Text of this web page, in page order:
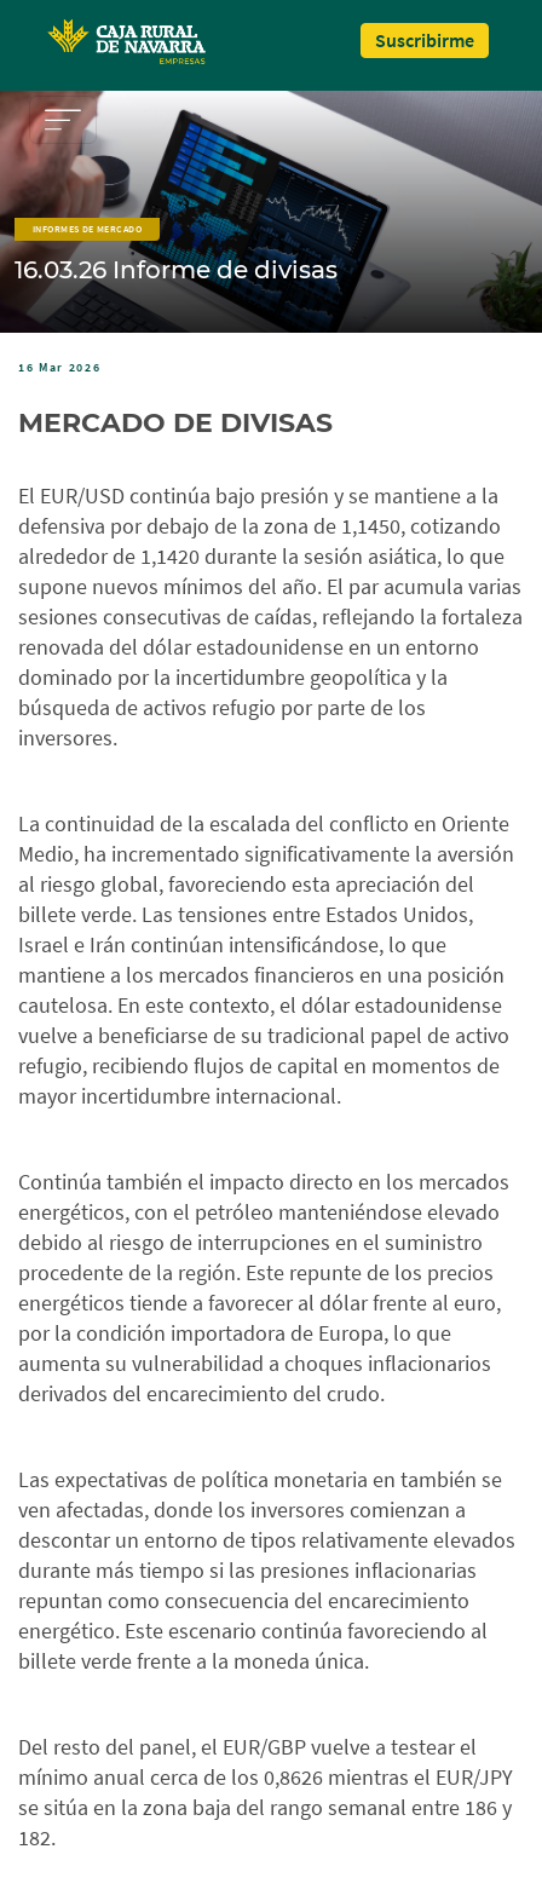
Suscribirme
INFORMES DE MERCADO
16.03.26 Informe de divisas
16 Mar 2026
MERCADO DE DIVISAS
El EUR/USD continúa bajo presión y se mantiene a la
defensiva por debajo de la zona de 1,1450, cotizando
alrededor de 1,1420 durante la sesión asiática, lo que
supone nuevos mínimos del año. El par acumula varias
sesiones consecutivas de caídas, reflejando la fortaleza
renovada del dólar estadounidense en un entorno
dominado por la incertidumbre geopolítica y la
búsqueda de activos refugio por parte de los
inversores.
La continuidad de la escalada del conflicto en Oriente
Medio, ha incrementado significativamente la aversión
al riesgo global, favoreciendo esta apreciación del
billete verde. Las tensiones entre Estados Unidos,
Israel e Irán continúan intensificándose, lo que
mantiene a los mercados financieros en una posición
cautelosa. En este contexto, el dólar estadounidense
vuelve a beneficiarse de su tradicional papel de activo
refugio, recibiendo flujos de capital en momentos de
mayor incertidumbre internacional.
Continúa también el impacto directo en los mercados
energéticos, con el petróleo manteniéndose elevado
debido al riesgo de interrupciones en el suministro
procedente de la región. Este repunte de los precios
energéticos tiende a favorecer al dólar frente al euro,
por la condición importadora de Europa, lo que
aumenta su vulnerabilidad a choques inflacionarios
derivados del encarecimiento del crudo.
Las expectativas de política monetaria en también se
ven afectadas, donde los inversores comienzan a
descontar un entorno de tipos relativamente elevados
durante más tiempo si las presiones inflacionarias
repuntan como consecuencia del encarecimiento
energético. Este escenario continúa favoreciendo al
billete verde frente a la moneda única.
Del resto del panel, el EUR/GBP vuelve a testear el
mínimo anual cerca de los 0,8626 mientras el EUR/JPY
se sitúa en la zona baja del rango semanal entre 186 y
182.